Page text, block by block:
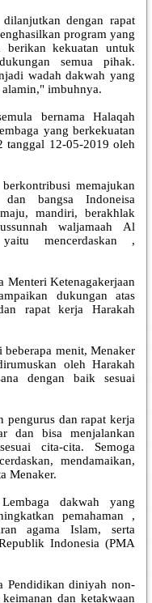
dengan rapat
program yang
kekuatan untuk
semua pihak.
wadah dakwah yang
imbuhnya.
bernama Halaqah
yang berkekuatan
tanggal 12-05-2019 oleh
memajukan
bangsa Indoneisa
mandiri, berakhlak
waljamaah Al
mencerdaskan ,
Menteri Ketenagakerjaan
dukungan atas
rapat kerja Harakah
menit, Menaker
oleh Harakah
dengan baik sesuai
pengurus dan rapat kerja
dan bisa menjalankan
cita-cita. Semoga
mendamaikan,
Menaker.
dakwah yang
pemahaman ,
agama Islam, serta
Indonesia (PMA
Pendidikan diniyah non-
dan ketakwaan